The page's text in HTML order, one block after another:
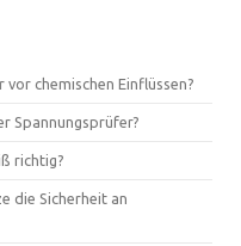
chemischen Einflüssen?
Spannungsprüfer?
richtig?
die Sicherheit an